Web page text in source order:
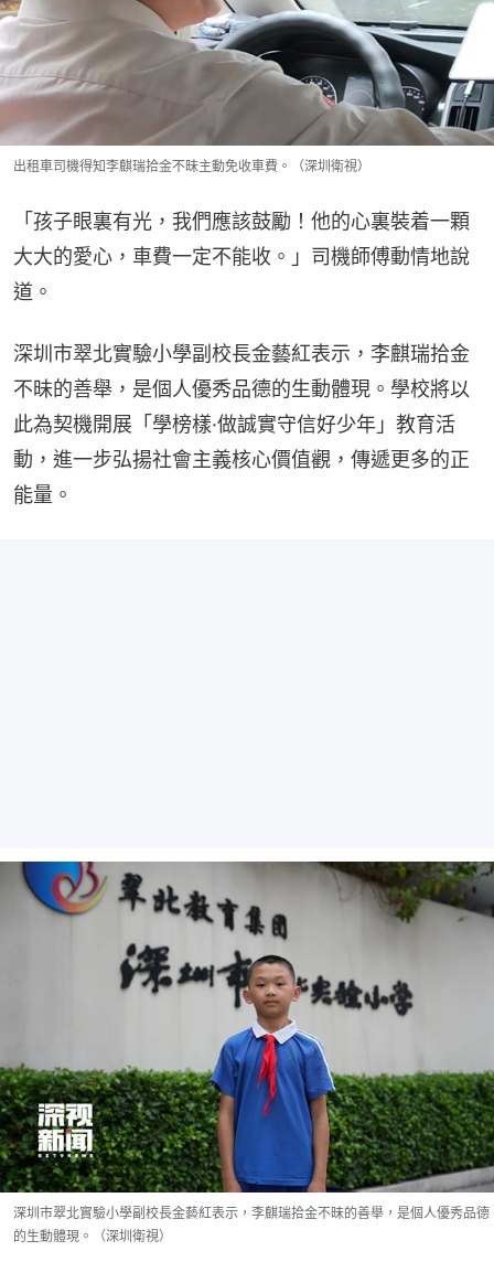
出租車司機得知李麒瑞拾金不昧主動免收車費。（深圳衛視）
「孩子眼裏有光，我們應該鼓勵！他的心裏裝着一顆
大大的愛心，車費一定不能收。」司機師傅動情地說
道。
深圳市翠北實驗小學副校長金藝紅表示，李麒瑞拾金
不昧的善舉，是個人優秀品德的生動體現。學校將以
此為契機開展「學榜樣·做誠實守信好少年」教育活
動，進一步弘揚社會主義核心價值觀，傳遞更多的正
能量。
深圳市翠北實驗小學副校長金藝紅表示，李麒瑞拾金不昧的善舉，是個人優秀品德
的生動體現。（深圳衛視）